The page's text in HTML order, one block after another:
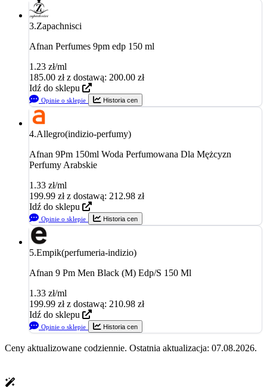
3.Zapachnisci
Afnan Perfumes 9pm edp 150 ml
1.23 zł/ml
185.00 zł z dostawą: 200.00 zł
Idź do sklepu
Opinie o sklepie Historia cen
4.Allegro(indizio-perfumy)
Afnan 9Pm 150ml Woda Perfumowana Dla Mężcyzn
Perfumy Arabskie
1.33 zł/ml
199.99 zł z dostawą: 212.98 zł
Idź do sklepu
Opinie o sklepie Historia cen
5.Empik(perfumeria-indizio)
Afnan 9 Pm Men Black (M) Edp/S 150 Ml
1.33 zł/ml
199.99 zł z dostawą: 210.98 zł
Idź do sklepu
Opinie o sklepie Historia cen
Ceny aktualizowane codziennie. Ostatnia aktualizacja: 07.08.2026.